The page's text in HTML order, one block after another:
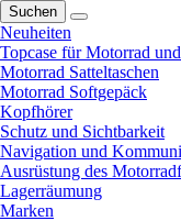
Suchen
Neuheiten
Topcase für Motorrad
Motorrad Satteltaschen
Motorrad Softgepäck
Kopfhörer
Schutz und Sichtbarkeit
Navigation und
Ausrüstung des
Lagerräumung
Marken